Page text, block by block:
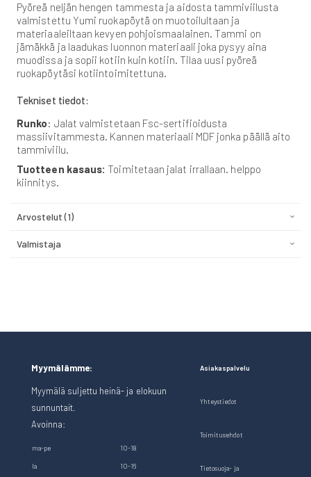
Pyöreä neljän hengen tammesta ja aidosta tammiviilusta
valmistettu Yumi ruokapöytä on muotoilultaan ja
materiaaleiltaan kevyen pohjoismaalainen. Tammi on
jämäkkä ja laadukas luonnon materiaali joka pysyy aina
muodissa ja sopii kotiin kuin kotiin. Tilaa uusi pyöreä
ruokapöytäsi kotiintoimitettuna.
Tekniset tiedot:
Runko: Jalat valmistetaan Fsc-sertifioidusta
massiivitammesta. Kannen materiaali MDF jonka päällä aito
tammiviilu.
Tuotteen kasaus: Toimitetaan jalat irrallaan. helppo
kiinnitys.
Arvostelut 1
Valmistaja
Myymälämme:
Myymälä suljettu heinä- ja elokuun
sunnuntait.
Avoinna:
ma-pe 10-18
la 10-16
Asiakaspalvelu
Yhteystiedot
Toimitusehdot
Tietosuoja- ja